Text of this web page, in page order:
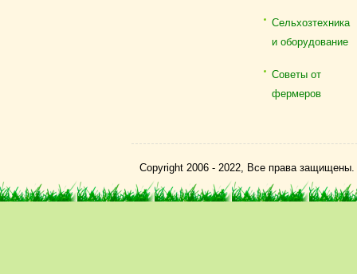
Сельхозтехника
и оборудование
Советы от
фермеров
Copyright 2006 - 2022, Все права защищены.